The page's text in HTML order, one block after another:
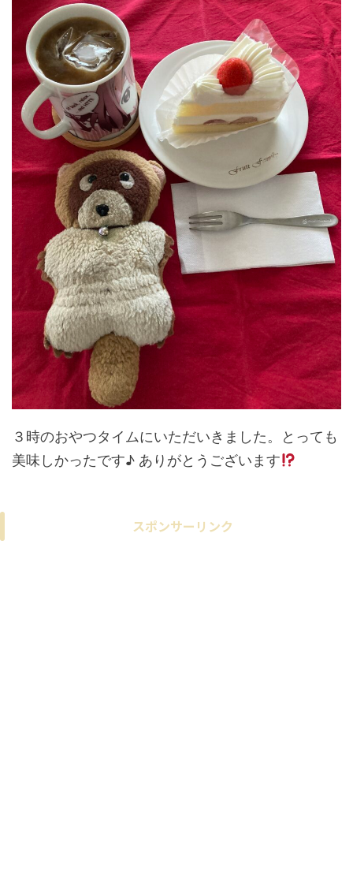
３時のおやつタイムにいただいきました。とっても
美味しかったです♪ ありがとうございます
スポンサーリンク